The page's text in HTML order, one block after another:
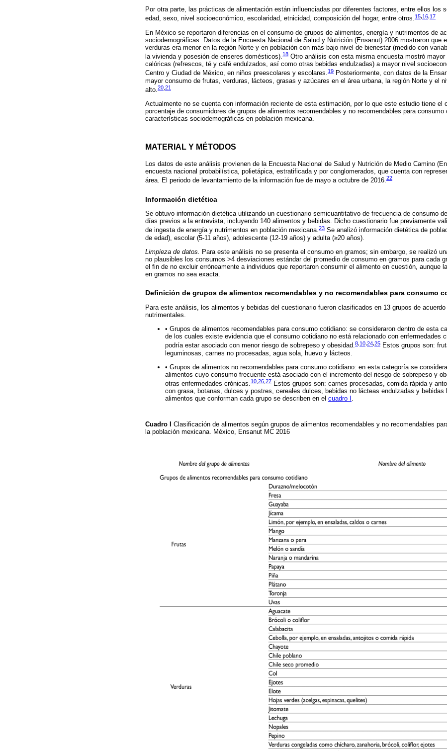
Por otra parte, las prácticas de alimentación están influenciadas por diferentes factores, entre ellos los
edad, sexo, nivel socioeconómico, escolaridad, etnicidad, composición del hogar, entre otros.15 16 17
En México se reportaron diferencias en el consumo de grupos de alimentos, energía y nutrimentos de
sociodemográficas. Datos de la Encuesta Nacional de Salud y Nutrición (Ensanut) 2006 mostraron que
verduras era menor en la región Norte y en población con más bajo nivel de bienestar (medido con
la vivienda y posesión de enseres domésticos).18 Otro análisis con esta misma encuesta mostró mayor
calóricas (refrescos, té y café endulzados, así como otras bebidas endulzadas) a mayor nivel
Centro y Ciudad de México, en niños preescolares y escolares.19 Posteriormente, con datos de la
mayor consumo de frutas, verduras, lácteos, grasas y azúcares en el área urbana, la región Norte y el
alto.20 21
Actualmente no se cuenta con información reciente de esta estimación, por lo que este estudio tiene el
porcentaje de consumidores de grupos de alimentos recomendables y no recomendables para consumo
características sociodemográficas en población mexicana.
MATERIAL Y MÉTODOS
Los datos de este análisis provienen de la Encuesta Nacional de Salud y Nutrición de Medio Camino
encuesta nacional probabilística, polietápica, estratificada y por conglomerados, que cuenta con
área. El periodo de levantamiento de la información fue de mayo a octubre de 2016. 22
Información dietética
Se obtuvo información dietética utilizando un cuestionario semicuantitativo de frecuencia de consumo
días previos a la entrevista, incluyendo 140 alimentos y bebidas. Dicho cuestionario fue previamente
de ingesta de energía y nutrimentos en población mexicana.23 Se analizó información dietética de
de edad), escolar (5-11 años), adolescente (12-19 años) y adulta (≥20 años).
Limpieza de datos.
Para este análisis no se presenta el consumo en gramos; sin embargo, se realizó
no plausibles los consumos >4 desviaciones estándar del promedio de consumo en gramos para cada
el fin de no excluir erróneamente a individuos que reportaron consumir el alimento en cuestión, aunque
en gramos no sea exacta.
Definición de grupos de alimentos recomendables y no recomendables para consumo
Para este análisis, los alimentos y bebidas del cuestionario fueron clasificados en 13 grupos de
nutrimentales.
• Grupos de alimentos recomendables para consumo cotidiano: se consideraron dentro de esta
de los cuales existe evidencia que el consumo cotidiano no está relacionado con enfermedades
podría estar asociado con menor riesgo de sobrepeso y obesidad.8,10,24,25 Estos grupos son:
leguminosas, carnes no procesadas, agua sola, huevo y lácteos.
• Grupos de alimentos no recomendables para consumo cotidiano: en esta categoría se
alimentos cuyo consumo frecuente está asociado con el incremento del riesgo de sobrepeso y
otras enfermedades crónicas.10 26 27 Estos grupos son: carnes procesadas, comida rápida y
con grasa, botanas, dulces y postres, cereales dulces, bebidas no lácteas endulzadas y bebidas
alimentos que conforman cada grupo se describen en el cuadro I .
Cuadro I Clasificación de alimentos según grupos de alimentos recomendables y no recomendables
la población mexicana. México, Ensanut MC 2016